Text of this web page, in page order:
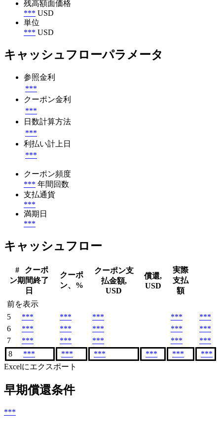
残高額面価格
*** USD
単位
*** USD
キャッシュフローパラメータ
参照金利
***
クーポン金利
***
日数計算方法
***
利払い計上日
***
クーポン頻度
*** 年間回数
支払通貨
***
満期日
***
キャッシュフロー
#
クーポ
ン期間終了
日
クーポ
ン、%
クーポン支
払金額,
USD
償還,
USD
実際
支払
額
前を表示
5
*** *** *** ***
***
6
*** *** *** ***
***
7
*** *** *** ***
***
8
*** *** *** *** ***
***
Excelにエクスポート
早期償還条件
***